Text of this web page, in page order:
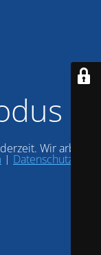
Wir arbeiten
| Datenschutz